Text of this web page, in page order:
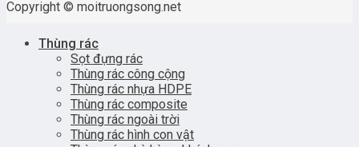
Copyright © moitruongsong.net
Thùng rác
Sọt đựng rác
Thùng rác công cộng
Thùng rác nhựa HDPE
Thùng rác composite
Thùng rác ngoài trời
Thùng rác hình con vật